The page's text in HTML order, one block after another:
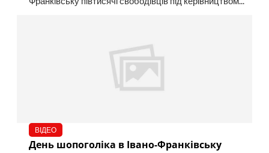
ВІДЕО
День шопоголіка в Івано-Франківську